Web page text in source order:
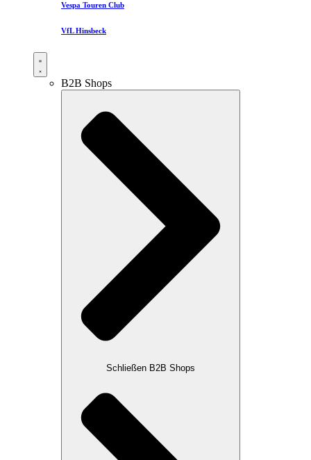
Vespa Touren Club
VfL Hinsbeck
B2B Shops
Schließen B2B Shops